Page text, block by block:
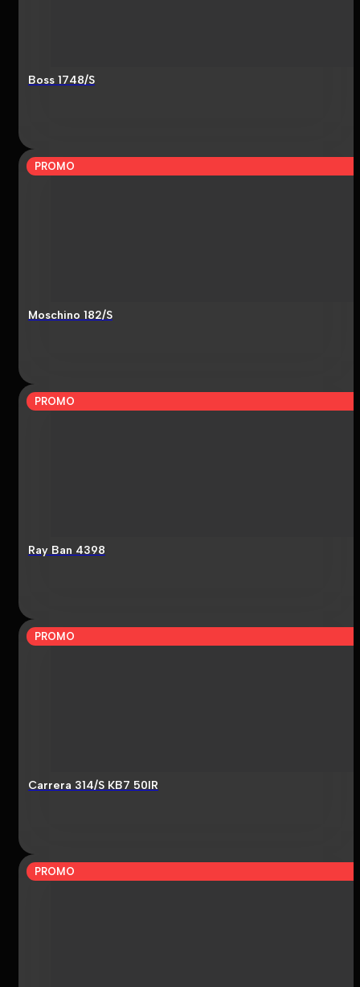
Boss 1748/S
PROMO
Moschino 182/S
PROMO
Ray Ban 4398
PROMO
Carrera 314/S KB7 50IR
PROMO